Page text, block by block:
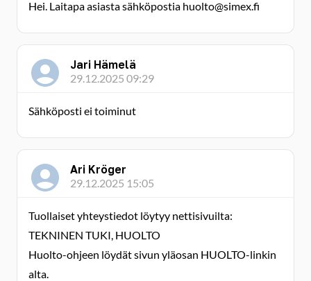
Hei. Laitapa asiasta sähköpostia huolto@simex.fi
Jari Hämelä
29.12.2025 09:29
Sähköposti ei toiminut
Ari Kröger
29.12.2025 15:05
Tuollaiset yhteystiedot löytyy nettisivuilta:
TEKNINEN TUKI, HUOLTO
Huolto-ohjeen löydät sivun yläosan HUOLTO-linkin
alta.